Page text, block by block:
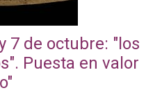
7 de octubre: "los
Puesta en valor